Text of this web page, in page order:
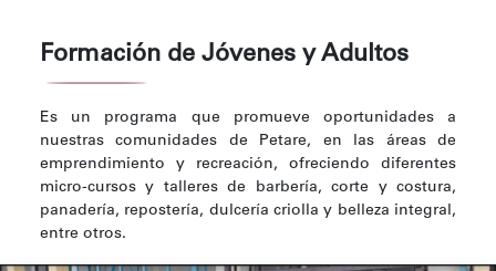
Formación de Jóvenes y Adultos
Es un programa que promueve oportunidades a
nuestras comunidades de Petare, en las áreas de
emprendimiento y recreación, ofreciendo diferentes
micro-cursos y talleres de barbería, corte y costura,
panadería, repostería, dulcería criolla y belleza integral,
entre otros.